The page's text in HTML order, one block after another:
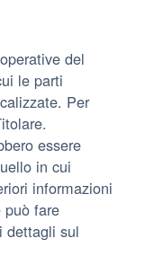
del
le parti
Per
essere
in cui
informazioni
può fare
dettagli sul